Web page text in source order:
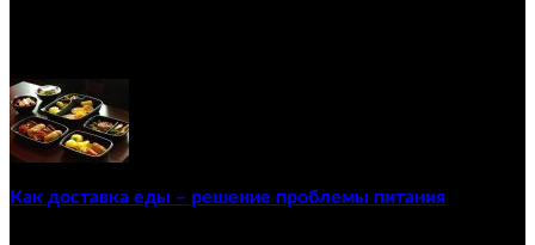
Как доставка еды – решение проблемы питания